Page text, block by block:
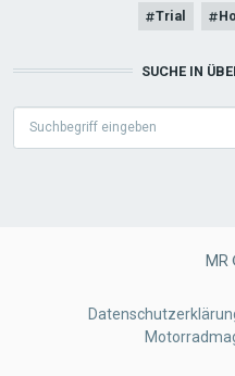
Trial
SUCHE IN
MR